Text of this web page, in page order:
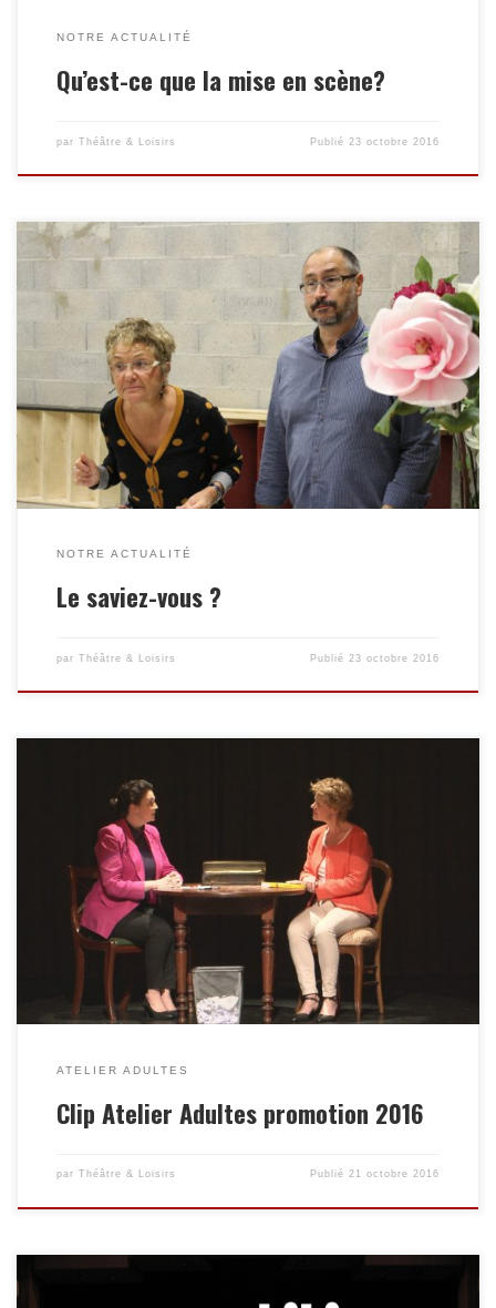
NOTRE ACTUALITÉ
Qu’est-ce que la mise en scène?
par Théâtre & Loisirs Publié23 octobre 2016
Les premiers pas Dès qu’un comédien est appelé à jouer un
rôle, il doit plonger dans le texte. Non seulement il doit
connaître parfaitement la partition du personnage qu’il
incarne, mais aussi tout l’univers de la pièce : l’époque, les
intentions de l’auteur, les référents culturels, etc. Bien que son
travail se concentre principalement autour d’un seul et unique
NOTRE ACTUALITÉ
Le saviez-vous ?
par Théâtre & Loisirs Publié 23 octobre 2016
ATELIER ADULTES
Clip Atelier Adultes promotion 2016
par Théâtre & Loisirs Publié21 octobre 2016